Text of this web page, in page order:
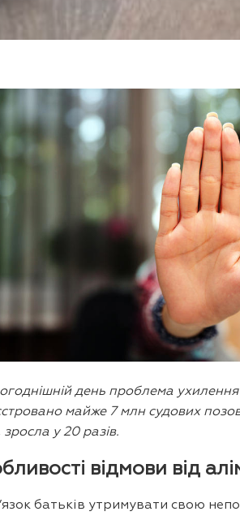
день проблема ухилення
майже 7 млн судових
зросла у 20 разів.
відмови від
батьків утримувати свою